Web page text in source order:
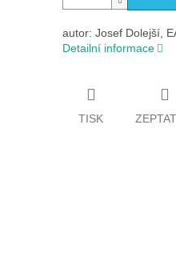
autor: Josef Dolejší,
Detailní informace
TISK